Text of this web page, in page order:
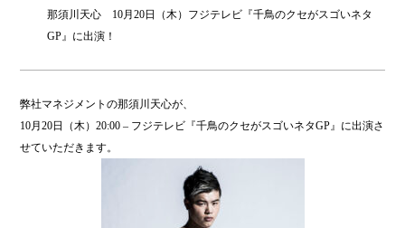
那須川天心 10月20日（木）フジテレビ『千鳥のクセがスゴいネタ
GP』に出演！
弊社マネジメントの那須川天心が、
10月20日（木）20:00 – フジテレビ『千鳥のクセがスゴいネタGP』に出演さ
せていただきます。